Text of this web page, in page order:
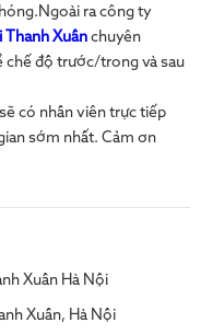
ra công ty
Thanh Xuân chuyên
chế độ trước/trong và sau
có nhân viên trực tiếp
sớm nhất. Cảm ơn
Xuân Hà Nội
Xuân, Hà Nội